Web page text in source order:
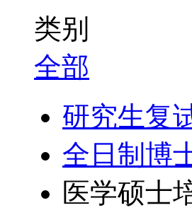
类别
全部
研究生复
全日制博
医学硕士